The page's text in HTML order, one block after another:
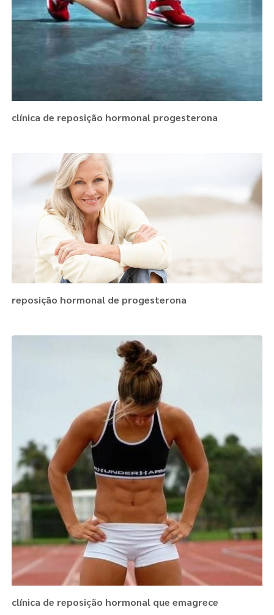
clínica de reposição hormonal progesterona
reposição hormonal de progesterona
clínica de reposição hormonal que emagrece